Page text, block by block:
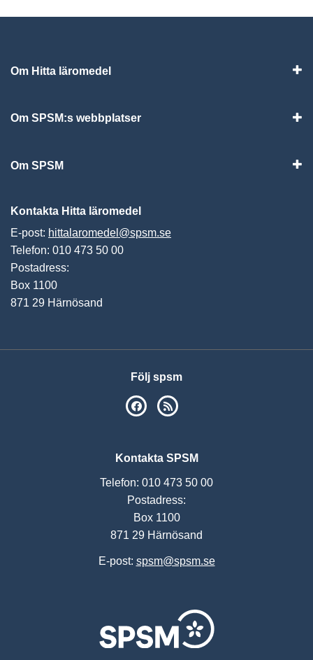
Om Hitta läromedel
Om SPSM:s webbplatser
Om SPSM
Kontakta Hitta läromedel
E-post: hittalaromedel@spsm.se
Telefon: 010 473 50 00
Postadress:
Box 1100
871 29 Härnösand
Följ spsm
SPSM på Facebook
Kontakta SPSM
Telefon: 010 473 50 00
Postadress:
Box 1100
871 29 Härnösand
E-post: spsm@spsm.se